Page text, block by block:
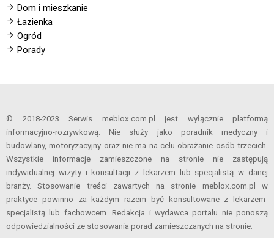
Dom i mieszkanie
Łazienka
Ogród
Porady
© 2018-2023 Serwis meblox.com.pl jest wyłącznie platformą
informacyjno-rozrywkową. Nie służy jako poradnik medyczny i
budowlany, motoryzacyjny oraz nie ma na celu obrażanie osób trzecich.
Wszystkie informacje zamieszczone na stronie nie zastępują
indywidualnej wizyty i konsultacji z lekarzem lub specjalistą w danej
branży. Stosowanie treści zawartych na stronie meblox.com.pl w
praktyce powinno za każdym razem być konsultowane z lekarzem-
specjalistą lub fachowcem. Redakcja i wydawca portalu nie ponoszą
odpowiedzialności ze stosowania porad zamieszczanych na stronie.